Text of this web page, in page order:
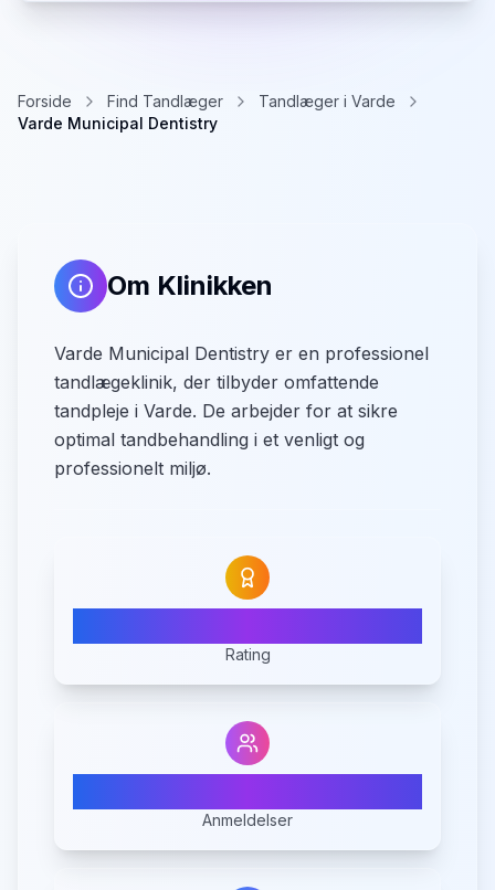
Forside Find Tandlæger
Tandlæger i Varde
Varde Municipal Dentistry
Om Klinikken
Varde Municipal Dentistry er en professionel
tandlægeklinik, der tilbyder omfattende
tandpleje i Varde. De arbejder for at sikre
optimal tandbehandling i et venligt og
professionelt miljø.
Rating
Anmeldelser